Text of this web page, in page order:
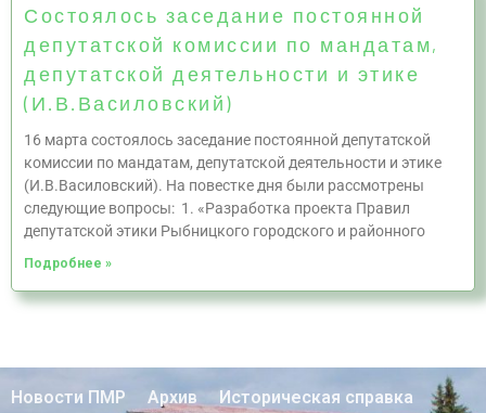
Состоялось заседание постоянной
депутатской комиссии по мандатам,
депутатской деятельности и этике
(И.В.Василовский)
16 марта состоялось заседание постоянной депутатской
комиссии по мандатам, депутатской деятельности и этике
(И.В.Василовский). На повестке дня были рассмотрены
следующие вопросы: 1. «Разработка проекта Правил
депутатской этики Рыбницкого городского и районного
Подробнее »
Новости ПМР Архив Историческая справка